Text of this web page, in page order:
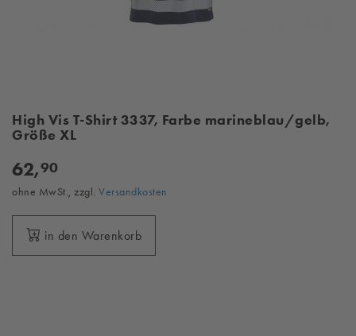
High Vis T-Shirt 3337, Farbe marineblau/gelb,
Größe XL
62,90
ohne MwSt., zzgl. Versandkosten
in den Warenkorb